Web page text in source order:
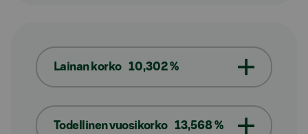
Lainan korko 10,302 %
Todellinen vuosikorko 13,568 %